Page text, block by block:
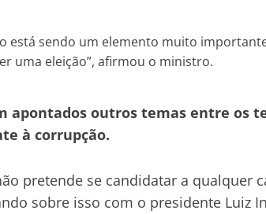
está sendo um elemento muito
uma eleição”, afirmou o ministro.
apontados outros temas entre os
à corrupção.
pretende se candidatar a qualquer
sobre isso com o presidente Luiz